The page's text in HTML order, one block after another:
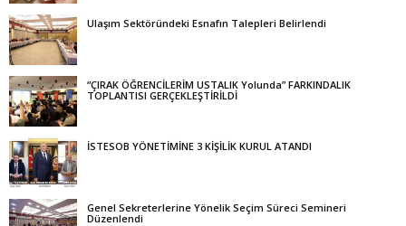
Ulaşım Sektöründeki Esnafın Talepleri Belirlendi
“ÇIRAK ÖĞRENCİLERİM USTALIK Yolunda” FARKINDALIK
TOPLANTISI GERÇEKLEŞTİRİLDİ
İSTESOB YÖNETİMİNE 3 KİŞİLİK KURUL ATANDI
Genel Sekreterlerine Yönelik Seçim Süreci Semineri
Düzenlendi